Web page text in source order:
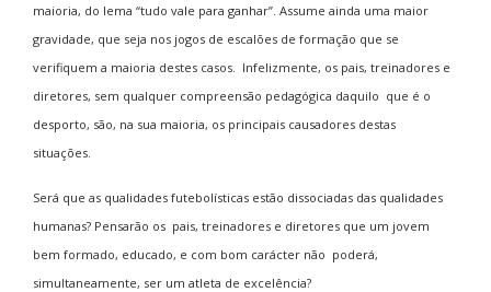
maioria, do lema “tudo vale para ganhar”. Assume ainda uma maior
gravidade, que seja nos jogos de escalões de formação que se
verifiquem a maioria destes casos. Infelizmente, os pais, treinadores e
diretores, sem qualquer compreensão pedagógica daquilo que é o
desporto, são, na sua maioria, os principais causadores destas
situações.
Será que as qualidades futebolísticas estão dissociadas das qualidades
humanas? Pensarão os pais, treinadores e diretores que um jovem
bem formado, educado, e com bom carácter não poderá,
simultaneamente, ser um atleta de excelência?